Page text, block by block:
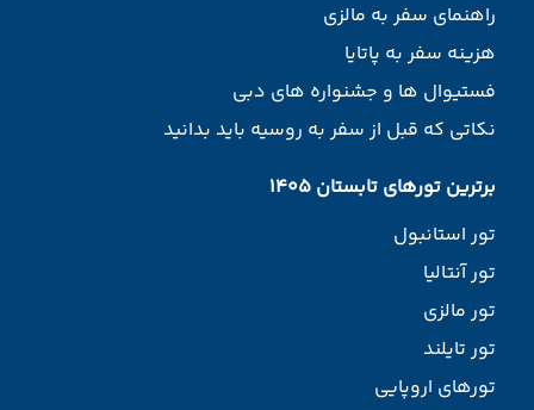
راهنمای سفر به مالزی
هزینه سفر به پاتایا
فستیوال ها و جشنواره های دبی
نکاتی که قبل از سفر به روسیه باید بدانید
برترین تورهای تابستان 1405
تور استانبول
تور آنتالیا
تور مالزی
تور تایلند
تورهای اروپایی